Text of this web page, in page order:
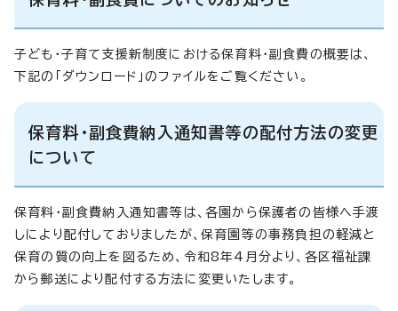
子ども・子育て支援新制度における保育料・副食費の概要は、
下記の「ダウンロード」のファイルをご覧ください。
保育料・副食費納入通知書等の配付方法の変更
について
保育料・副食費納入通知書等は、各園から保護者の皆様へ手渡
しにより配付しておりましたが、保育園等の事務負担の軽減と
保育の質の向上を図るため、令和8年4月分より、各区福祉課
から郵送により配付する方法に変更いたします。